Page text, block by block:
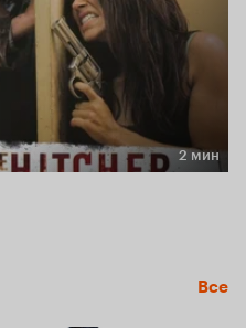
2 мин
Все